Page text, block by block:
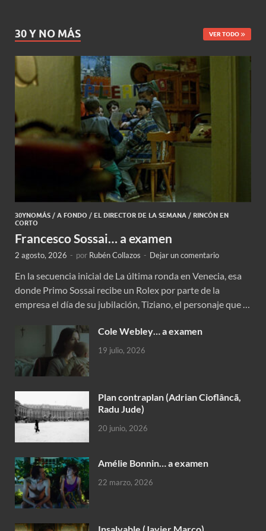
30 Y NO MÁS VER TODO
30YNOMÁS / A FONDO / EL DIRECTOR DE LA SEMANA / RINCÓN EN
CORTO
Francesco Sossai… a examen
2 agosto, 2026 - por Rubén Collazos - Dejar un comentario
En la secuencia inicial de La última ronda en Venecia, esa
donde Primo Sossai recibe un Rolex por parte de la
empresa el día de su jubilación, Tiziano, el personaje que …
Cole Webley… a examen
19 julio, 2026
Plan contraplan (Adrian Cioflâncã,
Radu Jude)
20 junio, 2026
Amélie Bonnin… a examen
22 marzo, 2026